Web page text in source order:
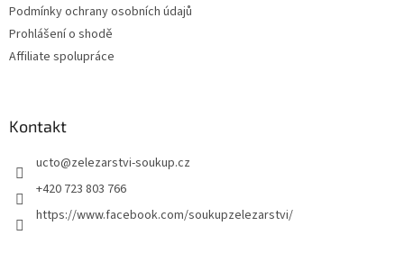
Podmínky ochrany osobních údajů
Prohlášení o shodě
Affiliate spolupráce
Kontakt
ucto@zelezarstvi-soukup.cz
+420 723 803 766
https://www.facebook.com/soukupzelezarstvi/